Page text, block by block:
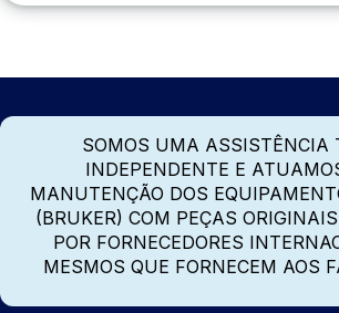
SOMOS UMA ASSISTÊNCIA
INDEPENDENTE E
MANUTENÇÃO DOS
(BRUKER) COM PEÇAS
POR FORNECEDORES
MESMOS QUE FORNECEM AOS